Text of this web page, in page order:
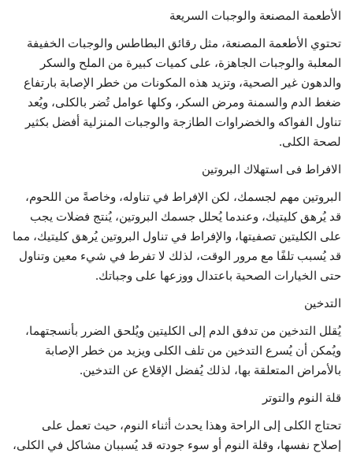
الأطعمة المصنعة والوجبات السريعة
تحتوي الأطعمة المصنعة، مثل رقائق البطاطس والوجبات الخفيفة
المعلبة والوجبات الجاهزة، على كميات كبيرة من الملح والسكر
والدهون غير الصحية، وتزيد هذه المكونات من خطر الإصابة بارتفاع
ضغط الدم والسمنة ومرض السكر، وكلها عوامل تُضر بالكلى، ويُعد
تناول الفواكه والخضراوات الطازجة والوجبات المنزلية أفضل بكثير
لصحة الكلى.
الافراط فى استهلاك البروتين
البروتين مهم لجسمك، لكن الإفراط في تناوله، وخاصةً من اللحوم،
قد يُرهق كليتيك، وعندما يُحلل جسمك البروتين، يُنتج فضلات يجب
على الكليتين تصفيتها، والإفراط في تناول البروتين يُرهق كليتيك، مما
قد يُسبب تلفًا مع مرور الوقت، لذلك لا تفرط في شيء معين وتناول
حتى الخيارات الصحية باعتدال ووزعها على وجباتك.
التدخين
يُقلل التدخين من تدفق الدم إلى الكليتين ويُلحق الضرر بأنسجتهما،
ويُمكن أن يُسرع التدخين من تلف الكلى ويزيد من خطر الإصابة
بالأمراض المتعلقة بها، لذلك يُفضل الإقلاع عن التدخين.
قلة النوم والتوتر
تحتاج الكلى إلى الراحة وهذا يحدث أثناء النوم، حيث تعمل على
إصلاح نفسها، وقلة النوم أو سوء جودته قد يُسببان مشاكل في الكلى،